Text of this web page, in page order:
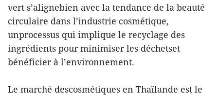
vert s’alignebien avec la tendance de la beauté
circulaire dans l’industrie cosmétique,
unprocessus qui implique le recyclage des
ingrédients pour minimiser les déchetset
bénéficier à l’environnement.
Le marché descosmétiques en Thaïlande est le